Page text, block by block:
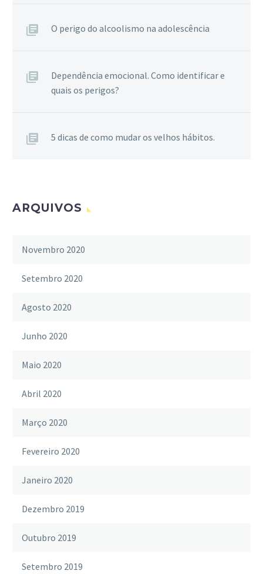
O perigo do alcoolismo na adolescência
Dependência emocional. Como identificar e
quais os perigos?
5 dicas de como mudar os velhos hábitos.
ARQUIVOS
Novembro 2020
Setembro 2020
Agosto 2020
Junho 2020
Maio 2020
Abril 2020
Março 2020
Fevereiro 2020
Janeiro 2020
Dezembro 2019
Outubro 2019
Setembro 2019